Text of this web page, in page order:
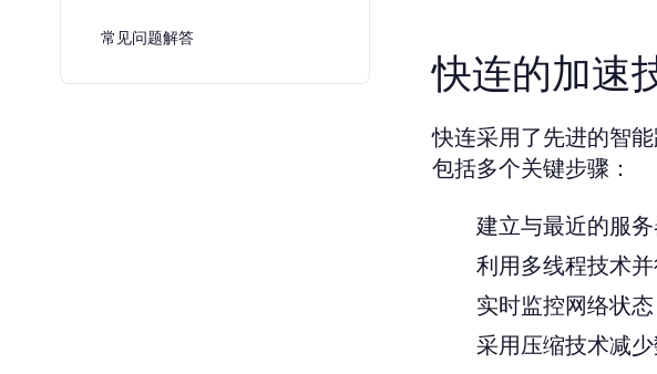
常见问题解答
快连的加速
快连采用了先进的智
包括多个关键步骤：
建立与最近的服
利用多线程技术
实时监控网络状
采用压缩技术减少